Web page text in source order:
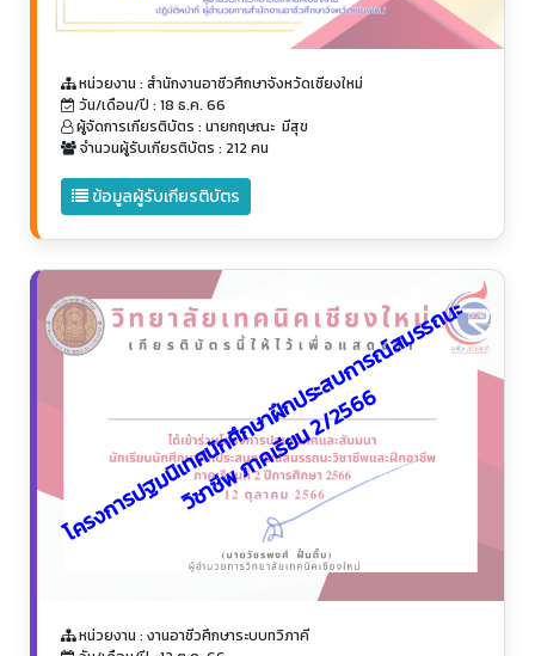
หน่วยงาน : สำนักงานอาชีวศึกษาจังหวัดเชียงใหม่
วัน/เดือน/ปี : 18 ธ.ค. 66
ผู้จัดการเกียรติบัตร : นายกฤษณะ มีสุข
จำนวนผู้รับเกียรติบัตร : 212 คน
ข้อมูลผู้รับเกียรติบัตร
โ
ค
ร
ง
ก
า
ร
ป
ฐ
ม
นิ
เ
ท
ศ
นั
ก
ศึ
ก
ษ
า
ฝึ
ก
ป
ร
ะ
ส
บ
ก
า
ร
ณ์
ส
ม
ร
ร
ถ
น
ะ
วิ
ช
า
ชี
พ
ภ
า
ค
เ
รี
ย
น
2
/
2
5
6
6
หน่วยงาน : งานอาชีวศึกษาระบบทวิภาคี